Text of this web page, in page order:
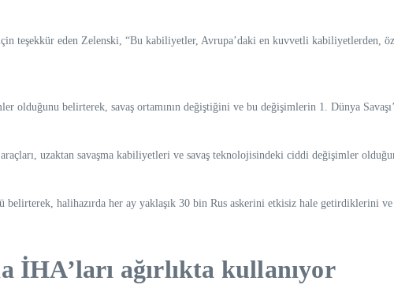
teşekkür eden Zelenski, “Bu kabiliyetler, Avrupa’daki en kuvvetli kabiliyetlerden,
olduğunu belirterek, savaş ortamının değiştiğini ve bu değişimlerin 1. Dünya
uzaktan savaşma kabiliyetleri ve savaş teknolojisindeki ciddi değişimler
belirterek, halihazırda her ay yaklaşık 30 bin Rus askerini etkisiz hale getirdiklerini ve
İHA’ları ağırlıkta kullanıyor